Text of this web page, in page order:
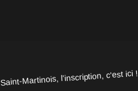
Saint-Martinois, l'inscription, c'est ici !